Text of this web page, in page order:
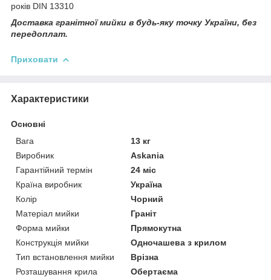
років DIN 13310
Доставка гранітної мийки в будь-яку точку України, без
передоплат.
Приховати
Характеристики
Основні
Вага
13 кг
Виробник
Askania
Гарантійний термін
24 міс
Країна виробник
Україна
Колір
Чорний
Матеріал мийки
Граніт
Форма мийки
Прямокутна
Конструкція мийки
Одночашева з крилом
Тип встановлення мийки
Врізна
Розташування крила
Обертаєма